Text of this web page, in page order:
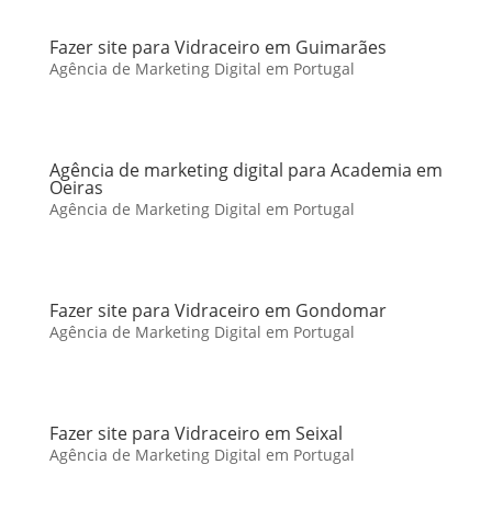
Fazer site para Vidraceiro em Guimarães
Agência de Marketing Digital em Portugal
Agência de marketing digital para Academia em
Oeiras
Agência de Marketing Digital em Portugal
Fazer site para Vidraceiro em Gondomar
Agência de Marketing Digital em Portugal
Fazer site para Vidraceiro em Seixal
Agência de Marketing Digital em Portugal